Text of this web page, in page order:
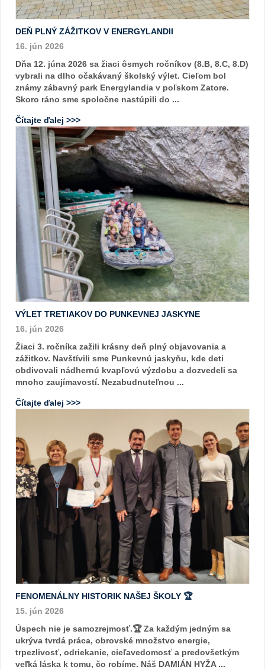
DEŇ PLNÝ ZÁŽITKOV V ENERGYLANDII
16. jún 2026
Dňa 12. júna 2026 sa žiaci ôsmych ročníkov (8.B, 8.C, 8.D)
vybrali na dlho očakávaný školský výlet. Cieľom bol
známy zábavný park Energylandia v poľskom Zatore.
Skoro ráno sme spoločne nastúpili do ...
Čítajte ďalej >>>
VÝLET TRETIAKOV DO PUNKEVNEJ JASKYNE
16. jún 2026
Žiaci 3. ročníka zažili krásny deň plný objavovania a
zážitkov. Navštívili sme Punkevnú jaskyňu, kde deti
obdivovali nádhernú kvapľovú výzdobu a dozvedeli sa
mnoho zaujímavostí. Nezabudnuteľnou ...
Čítajte ďalej >>>
FENOMENÁLNY HISTORIK NAŠEJ ŠKOLY 🏆
15. jún 2026
Úspech nie je samozrejmosť.🏆 Za každým jedným sa
ukrýva tvrdá práca, obrovské množstvo energie,
trpezlivosť, odriekanie, cieľavedomosť a predovšetkým
veľká láska k tomu, čo robíme. Náš DAMIÁN HYŽA ...